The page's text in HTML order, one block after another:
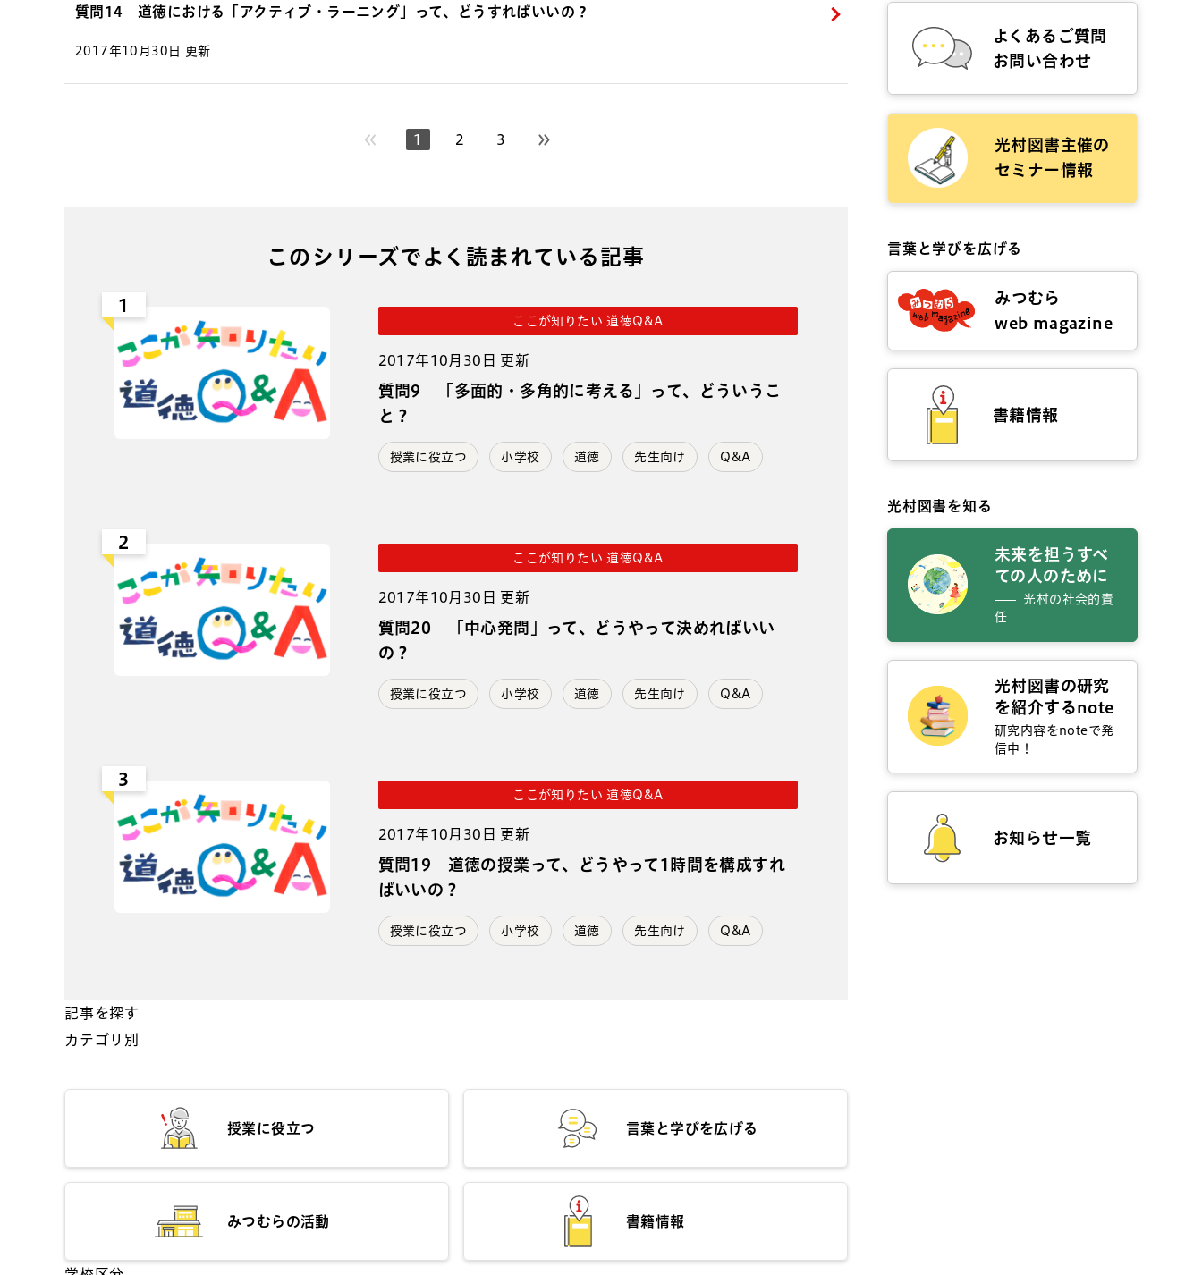
質問14 道徳における「アクティブ・ラーニング」って、どうすればいいの？
2017年10月30日 更新
1 2 3 次のページへ
このシリーズでよく読まれている記事
1
ここが知りたい 道徳Q&A
2017年10月30日 更新
質問9 「多面的・多角的に考える」って、どういうこ
と？
授業に役立つ 小学校 道徳 先生向け Q&A
2
ここが知りたい 道徳Q&A
2017年10月30日 更新
質問20 「中心発問」って、どうやって決めればいい
の？
授業に役立つ 小学校 道徳 先生向け Q&A
3
ここが知りたい 道徳Q&A
2017年10月30日 更新
質問19 道徳の授業って、どうやって1時間を構成すれ
ばいいの？
授業に役立つ 小学校 道徳 先生向け Q&A
記事を探す
カテゴリ別
授業に役立つ 言葉と学びを広げる
みつむらの活動 書籍情報
よくあるご質問
お問い合わせ
光村図書主催の
セミナー情報
言葉と学びを広げる
みつむら
web magazine
書籍情報
光村図書を知る
未来を担うすべ
ての人のために
光村の社会的責
任
光村図書の研究
を紹介するnote
研究内容をnoteで発
信中！
お知らせ一覧